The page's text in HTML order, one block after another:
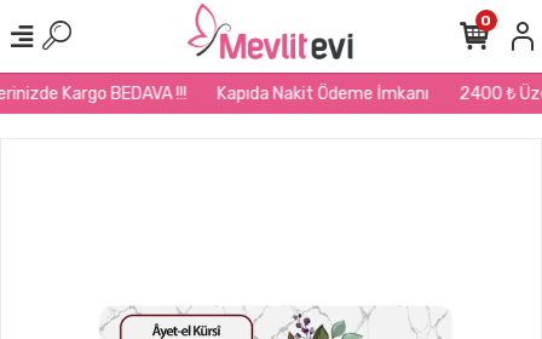
Kargo BEDAVA !!! Kapıda Nakit Ödeme İmkanı 2400 ₺
0